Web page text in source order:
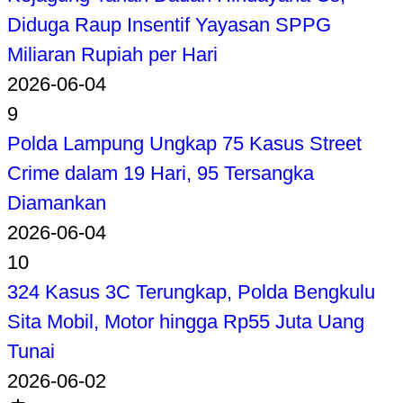
Diduga Raup Insentif Yayasan SPPG
Miliaran Rupiah per Hari
2026-06-04
9
Polda Lampung Ungkap 75 Kasus Street
Crime dalam 19 Hari, 95 Tersangka
Diamankan
2026-06-04
10
324 Kasus 3C Terungkap, Polda Bengkulu
Sita Mobil, Motor hingga Rp55 Juta Uang
Tunai
2026-06-02